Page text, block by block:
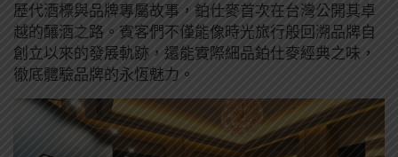
歷代酒標與品牌專屬故事，鉑仕麥首次在台灣公開其卓
越的釀酒之路。賓客們不僅能像時光旅行般回溯品牌自
創立以來的發展軌跡，還能實際細品鉑仕麥經典之味，
徹底體驗品牌的永恆魅力。